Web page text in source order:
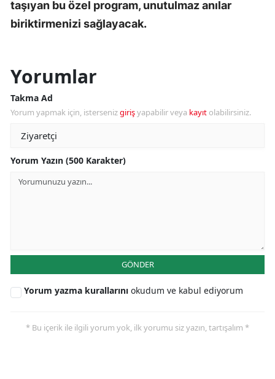
taşıyan bu özel program, unutulmaz anılar
biriktirmenizi sağlayacak.
Yorumlar
Takma Ad
Yorum yapmak için, istersenizgirişyapabilir veya kayıt olabilirsiniz.
Yorum Yazın (500 Karakter)
GÖNDER
Yorum yazma kurallarını okudum ve kabul ediyorum
* Bu içerik ile ilgili yorum yok, ilk yorumu siz yazın, tartışalım *